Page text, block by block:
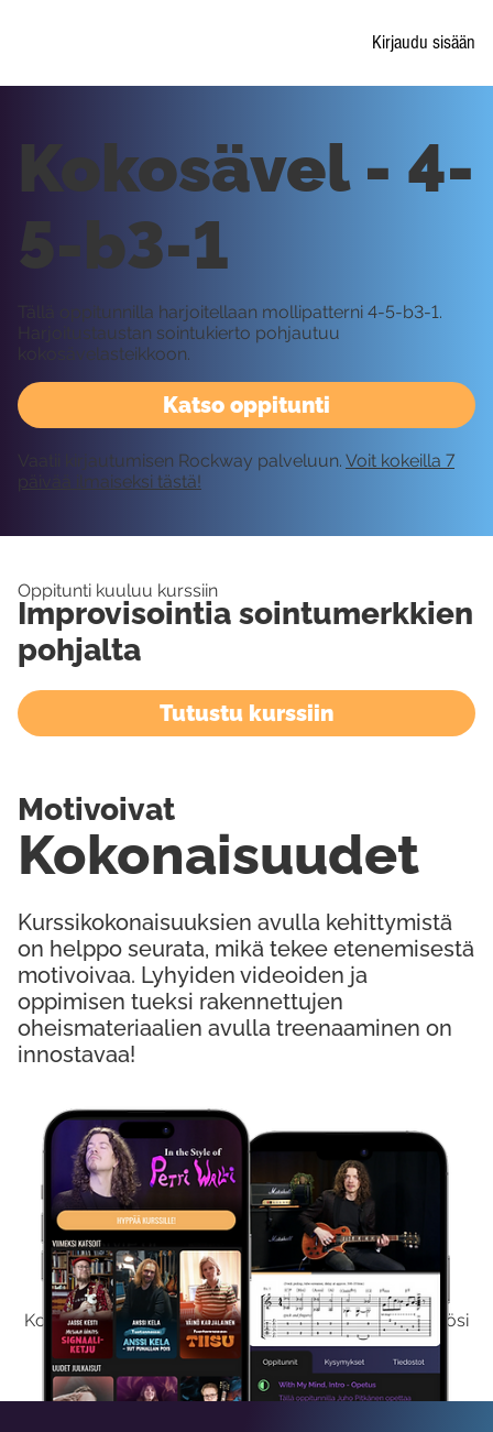
Kirjaudu sisään
Kokeile Ilmaiseksi
Kokeilemalla ilmaiseksi saat koko sisältömme käyttöösi
viikon ajaksi.
Katso oppitunti
Kokosävel - 4-
5-b3-1
Tällä oppitunnilla harjoitellaan mollipatterni 4-5-b3-1.
Harjoitustaustan sointukierto pohjautuu
kokosävelasteikkoon.
Vaatii kirjautumisen Rockway palveluun. Voit kokeilla 7
päivää ilmaiseksi tästä!
Oppitunti kuuluu kurssiin
Improvisointia sointumerkkien
pohjalta
Tutustu kurssiin
Kurssikokonaisuuksien avulla kehittymistä
on helppo seurata, mikä tekee etenemisestä
motivoivaa. Lyhyiden videoiden ja
oppimisen tueksi rakennettujen
oheismateriaalien avulla treenaaminen on
innostavaa!
Kokonaisuudet
Motivoivat